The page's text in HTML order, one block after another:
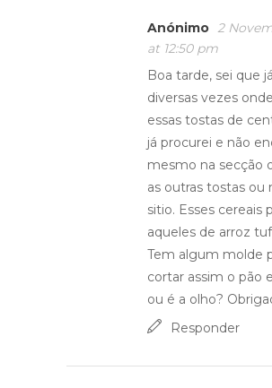
Anónimo 2
at 12:50 pm
Boa tarde, sei que
diversas vezes
essas tostas de
já procurei e não
mesmo na secção
as outras tostas ou
sitio. Esses cereais
aqueles de arroz
Tem algum molde
cortar assim o pão
ou é a olho?
Responder